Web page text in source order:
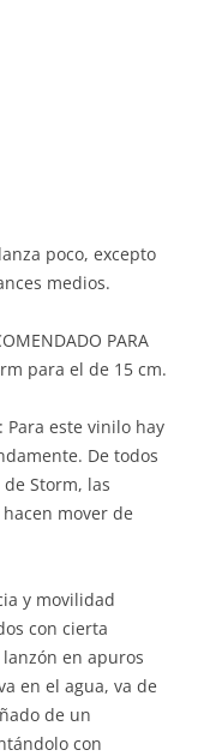
lanza poco, excepto
medios.
PARA
para el de 15 cm.
Para este vinilo hay
De todos
Storm, las
mover de
y movilidad
con cierta
en apuros
en el agua, va de
de un
con